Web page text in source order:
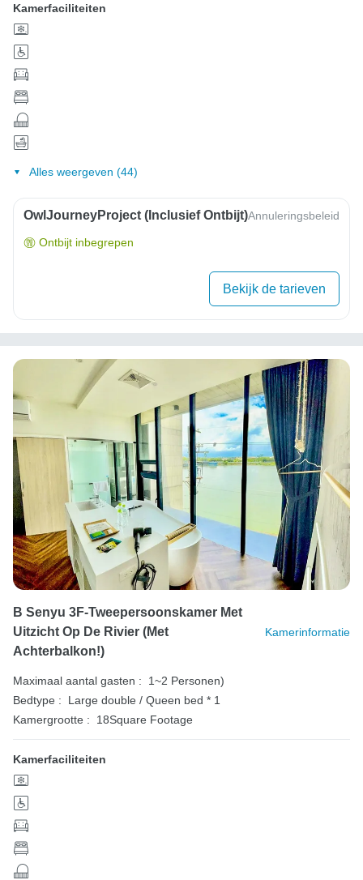
Kamerfaciliteiten
Alles weergeven (44)
OwlJourneyProject (inclusief Ontbijt)Annuleringsbeleid
Ontbijt inbegrepen
Bekijk de tarieven
B Senyu 3F-Tweepersoonskamer Met
Uitzicht Op De Rivier (met
Achterbalkon!)
Kamerinformatie
Maximaal aantal gasten :
1~2 Personen)
Bedtype :
Large double / Queen bed * 1
Kamergrootte :
18Square Footage
Kamerfaciliteiten